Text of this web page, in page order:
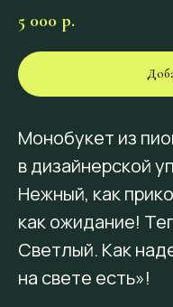
5 000 р.
Монобукет из
в дизайнерской
Нежный, как
как ожидание!
Светлый. Как
на свете есть»!